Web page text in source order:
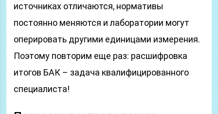
источниках отличаются, нормативы
постоянно меняются и лаборатории могут
оперировать другими единицами измерения.
Поэтому повторим еще раз: расшифровка
итогов БАК – задача квалифицированного
специалиста!